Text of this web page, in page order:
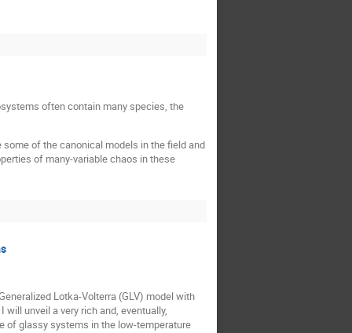
often contain many species, the
of the canonical models in the field and
of many-variable chaos in these
Lotka-Volterra (GLV) model with
unveil a very rich and, eventually,
of glassy systems in the low-temperature